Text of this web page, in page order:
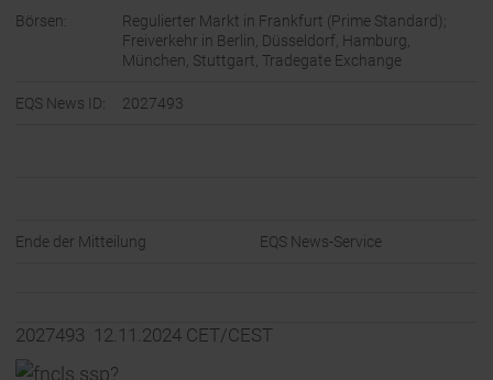
Börsen:
Regulierter Markt in Frankfurt (Prime Standard);
Freiverkehr in Berlin, Düsseldorf, Hamburg,
München, Stuttgart, Tradegate Exchange
EQS News ID: 2027493
Ende der Mitteilung EQS News-Service
2027493 12.11.2024 CET/CEST